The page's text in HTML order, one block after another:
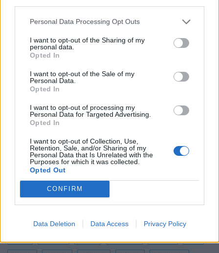
Personal Data Processing Opt Outs
I want to opt-out of the Sharing of my
personal data.
Opted In
I want to opt-out of the Sale of my
Personal Data.
Opted In
I want to opt-out of processing my
Personal Data for Targeted Advertising.
Opted In
I want to opt-out of Collection, Use,
Retention, Sale, and/or Sharing of my
Personal Data that Is Unrelated with the
Purposes for which it was collected.
Opted Out
CONFIRM
Data Deletion Data Access Privacy Policy
Motorola: ετοιμάζει δυναμική επιστροφή στα
smartwatches
καλοκαιριού έχει την υπογραφή της Xiaomi
By ΓΙΏΡΓΟΣ ΓΡΊΒΑΣ
Η Vodafone στηρίζει τους συνδρομητές της στο
Ρέθυμνο
ByΓΙΏΡΓΟΣ ΓΡΊΒΑΣ 7 ημέρες ago